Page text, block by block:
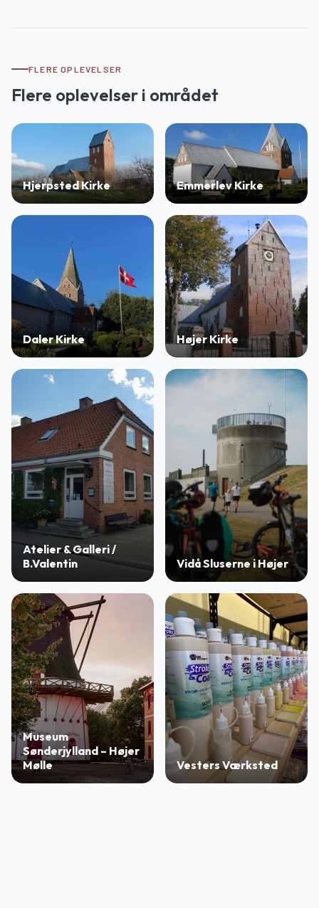
FLERE OPLEVELSER
Flere oplevelser i området
Hjerpsted Kirke Emmerlev Kirke
Daler Kirke Højer Kirke
Atelier & Galleri /
B.Valentin
Vidå Sluserne i Højer
Museum
Sønderjylland – Højer
Mølle
Vesters Værksted